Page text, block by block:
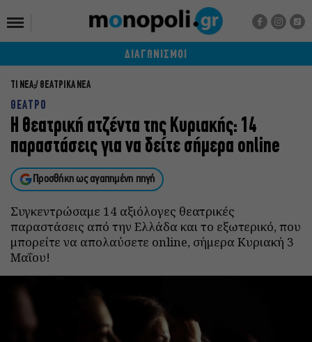
ΔΙΑΓΩΝΙΣΜΟΙ
ΤΙ ΝΕΑ; ΘΕΑΤΡΙΚΑ ΝΕΑ
ΘΕΑΤΡΟ
Η θεατρική ατζέντα της Κυριακής: 14
παραστάσεις για να δείτε σήμερα online
Προσθήκη ως αγαπημένη πηγή
Συγκεντρώσαμε 14 αξιόλογες θεατρικές
παραστάσεις από την Ελλάδα και το εξωτερικό, που
μπορείτε να απολαύσετε online, σήμερα Κυριακή 3
Μαΐου!